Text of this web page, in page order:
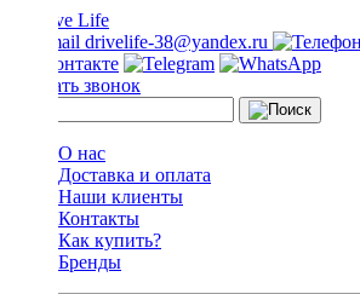
drivelife-38@yandex.ru
Заказать звонок
О нас
Доставка и оплата
Наши клиенты
Контакты
Как купить?
Бренды